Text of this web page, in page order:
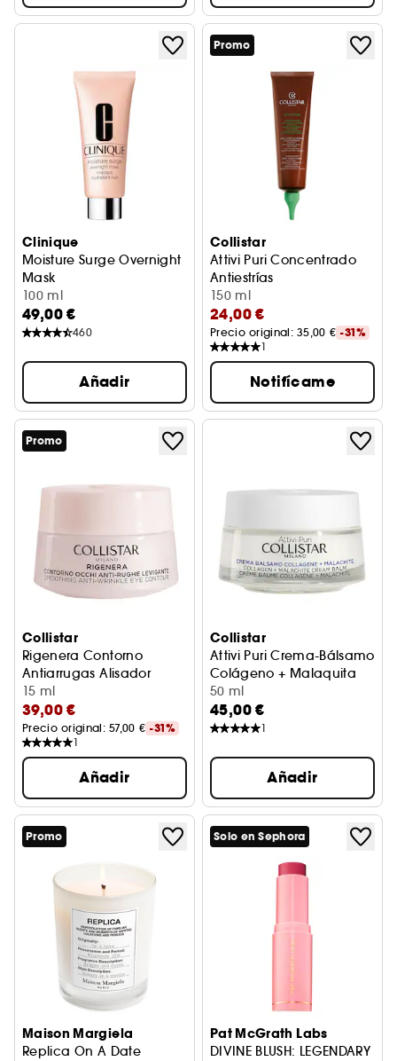
Clinique
Moisture Surge Overnight
Mask
Mascarilla de noche nutritiva e hidratante
100 ml
49,00 €
460
Añadir
Promo
Collistar
Attivi Puri Concentrado
Antiestrías
Elastina+ácido
150 ml
24,00 €
Precio original: 35,00 € -31%
1
Notifícame
Promo
Collistar
Rigenera Contorno
Antiarrugas Alisador
15 ml
39,00 €
Precio original: 57,00 € -31%
1
Añadir
Collistar
Attivi Puri Crema-Bálsamo
Colágeno + Malaquita
Antiarrugas reafirmante
50 ml
45,00 €
1
Añadir
Promo
Maison Margiela
Replica On A Date
Solo en Sephora
Pat McGrath Labs
DIVINE BLUSH: LEGENDARY